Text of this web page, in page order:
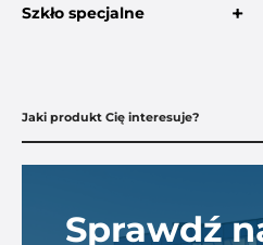
Szkło specjalne +
Sprawdź